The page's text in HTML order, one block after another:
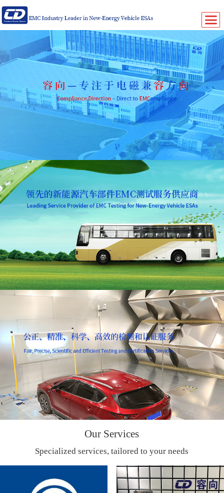
Our Services
Specialized services, tailored to your needs